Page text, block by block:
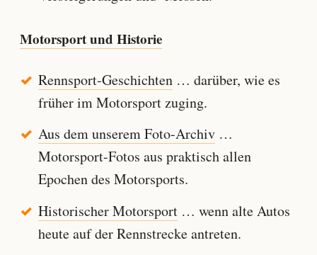
Motorsport und Historie
Rennsport-Geschichten… darüber, wie es
früher im Motorsport zuging.
Aus dem unserem Foto-Archiv…
Motorsport-Fotos aus praktisch allen
Epochen des Motorsports.
Historischer Motorsport… wenn alte Autos
heute auf der Rennstrecke antreten.